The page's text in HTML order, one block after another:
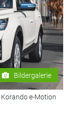
Bildergalerie
e-Motion